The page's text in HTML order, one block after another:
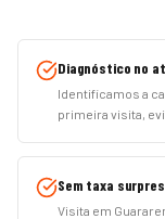
Diagnóstico no
Identificamos a
primeira visita,
Sem taxa
Visita em